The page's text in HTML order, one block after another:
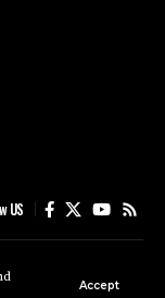
Accept
US